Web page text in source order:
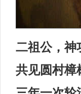
二祖公，神
共见圆村樟